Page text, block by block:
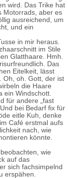
wird. Das Trike hat
Motorrads, aber es
ausreichend, um
und ein
in mir heraus.
im Stile
Glatthaare. Hmh.
Das
Eitelkeit, lässt
Oh, oh. Gott, der ist
die Haare
ein Windschott.
für andere „fast
bei Bedarf fix für
eitle Kuh, denke
Café erstmal aufs
nach, wie
könnte.
wie
auf das
sich fachsimpelnd
erspähen.